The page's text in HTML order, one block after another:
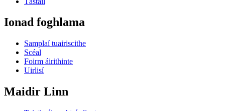
Ionad foghlama
Samplaí tuairiscithe
Scéal
Foirm áirithinte
Uirlisí
Maidir Linn